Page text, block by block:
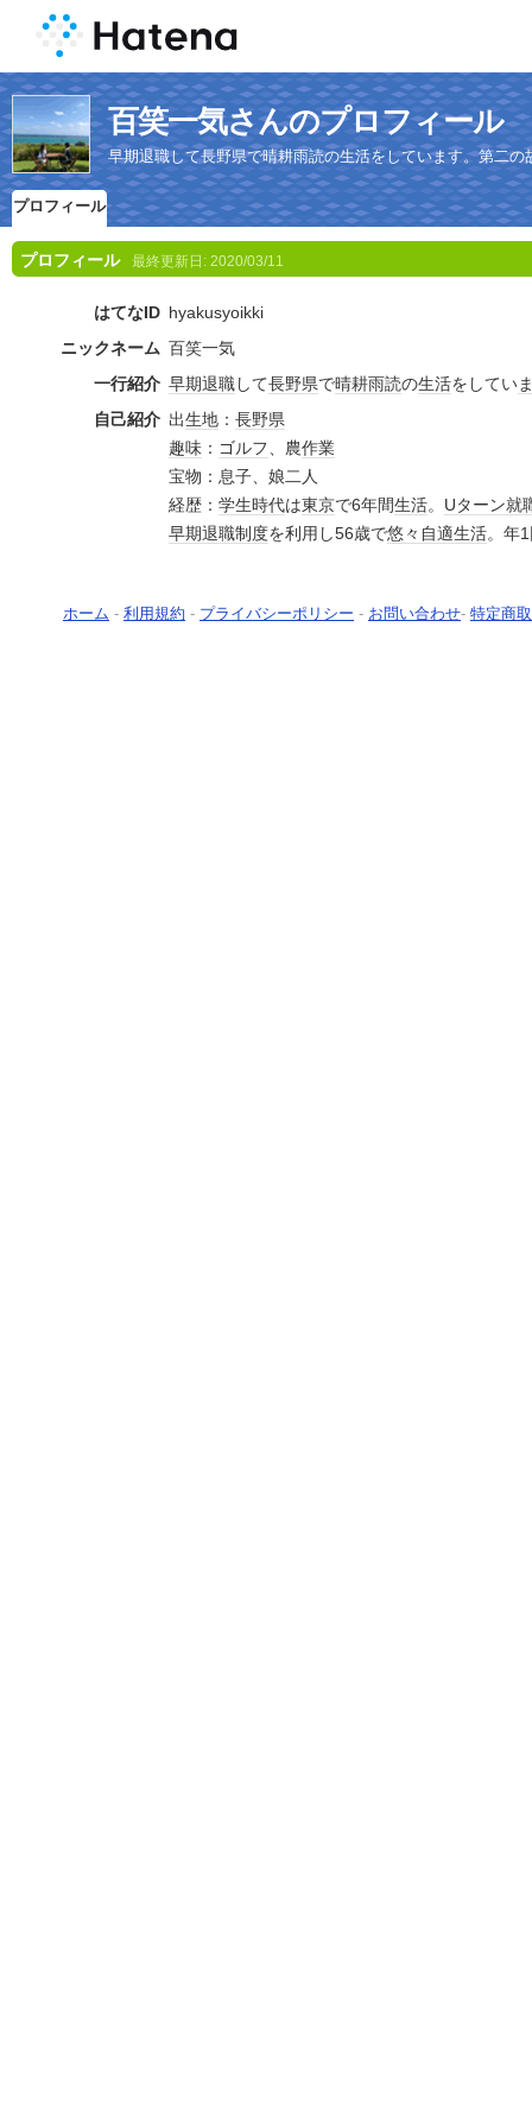
百笑一気さんのプロフィール
早期退職して長野県で晴耕雨読の生活をしています。第二の
プロフィール
プロフィール 最終更新日: 2020/03/11
はてなID hyakusyoikki
ニックネーム 百笑一気
一行紹介 早期退職して長野県で晴耕雨読の生活をしてい
自己紹介 出生地 ： 長野県
趣味 ： ゴルフ、農作業
宝物：息子、娘二人
経歴： 学生時代は東京で6年間生活。 Uターン就
早期退職制度を利用し56歳で悠々自適生活。年
ホーム - 利用規約 - プライバシーポリシー - お問い合わせ- 特定商